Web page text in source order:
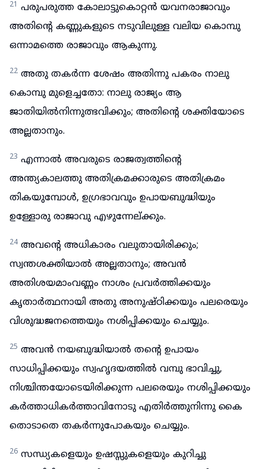
21 പരുപരുത്ത കോലാട്ടുകൊറ്റൻ യവനരാജാവും
അതിന്റെ കണ്ണുകളുടെ നടുവിലുള്ള വലിയ കൊമ്പു
ഒന്നാമത്തെ രാജാവും ആകുന്നു.
22 അതു തകർന്ന ശേഷം അതിന്നു പകരം നാലു
കൊമ്പു മുളെച്ചതോ: നാലു രാജ്യം ആ
ജാതിയിൽനിന്നുത്ഭവിക്കും; അതിന്റെ ശക്തിയോടെ
അല്ലതാനും.
23 എന്നാൽ അവരുടെ രാജത്വത്തിന്റെ
അന്ത്യകാലത്തു അതിക്രമക്കാരുടെ അതിക്രമം
തികയുമ്പോൾ, ഉഗ്രഭാവവും ഉപായബുദ്ധിയും
ഉള്ളോരു രാജാവു എഴുന്നേല്ക്കും.
24 അവന്റെ അധികാരം വലുതായിരിക്കും;
സ്വന്തശക്തിയാൽ അല്ലതാനും; അവൻ
അതിശയമാംവണ്ണം നാശം പ്രവർത്തിക്കയും
കൃതാർത്ഥനായി അതു അനുഷ്ഠിക്കയും പലരെയും
വിശുദ്ധജനത്തെയും നശിപ്പിക്കയും ചെയ്യും.
25 അവൻ നയബുദ്ധിയാൽ തന്റെ ഉപായം
സാധിപ്പിക്കയും സ്വഹൃദയത്തിൽ വമ്പു ഭാവിച്ചു,
നിശ്ചിന്തയോടെയിരിക്കുന്ന പലരെയും നശിപ്പിക്കയും
കർത്താധികർത്താവിനോടു എതിർത്തുനിന്നു കൈ
തൊടാതെ തകർന്നുപോകയും ചെയ്യും.
26 സന്ധ്യകളെയും ഉഷസ്സുകളെയും കുറിച്ചു